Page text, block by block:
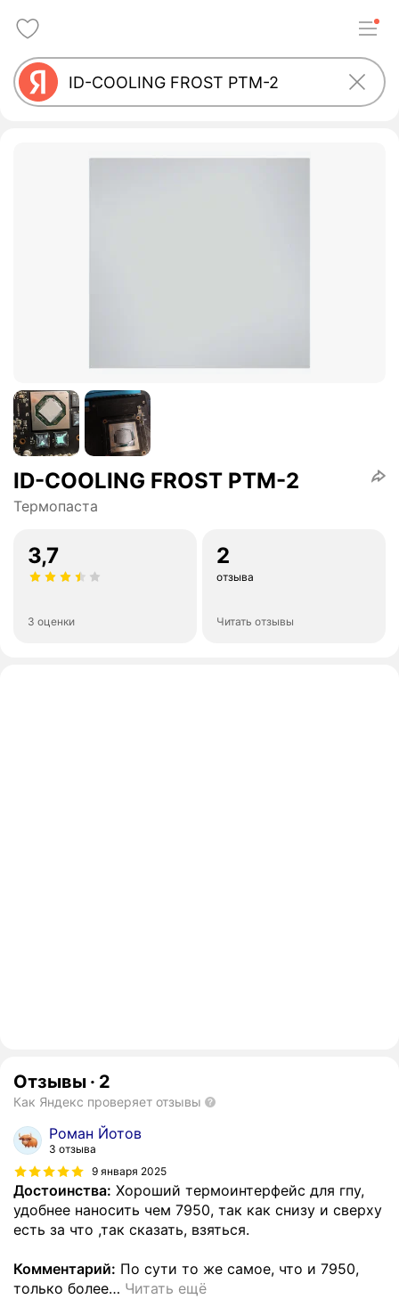
ID-COOLING FROST PTM-2
Термопаста
3,7
3 оценки
2
отзыва
Читать отзывы
Отзывы · 2
Как Яндекс проверяет отзывы
Роман Йотов
3 отзыва
9 января 2025
Достоинства: Хороший термоинтерфейс для гпу,
удобнее наносить чем 7950, так как снизу и сверху
есть за что ,так сказать, взяться.
Комментарий: По сути то же самое, что и 7950,
только более… Читать ещё